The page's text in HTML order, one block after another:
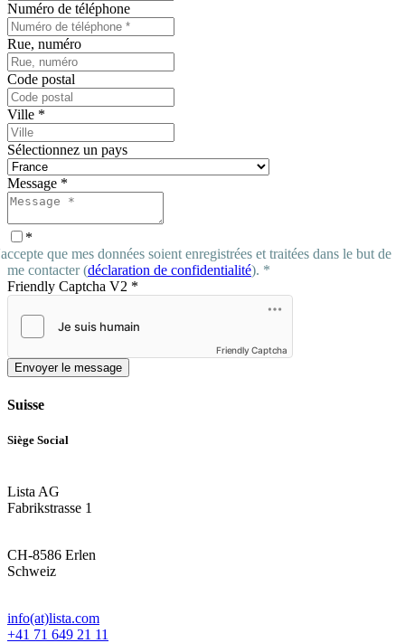
Numéro de téléphone
Rue, numéro
Code postal
Ville *
Sélectionnez un pays
Message *
*
que mes données soient enregistrées et traitées dans le but de
me contacter (déclaration de confidentialité). *
Friendly Captcha V2 *
Friendly Captcha
Envoyer le message
Suisse
Siège Social
Lista AG
Fabrikstrasse 1
CH-8586 Erlen
Schweiz
info(at)lista.com
+41 71 649 21 11